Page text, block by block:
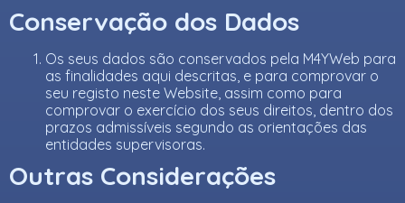
Conservação dos Dados
Os seus dados são conservados pela M4YWeb para
as finalidades aqui descritas, e para comprovar o
seu registo neste Website, assim como para
comprovar o exercício dos seus direitos, dentro dos
prazos admissíveis segundo as orientações das
entidades supervisoras.
Outras Considerações